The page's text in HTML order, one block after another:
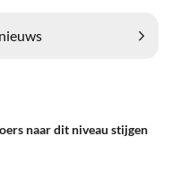
naar dit niveau stijgen